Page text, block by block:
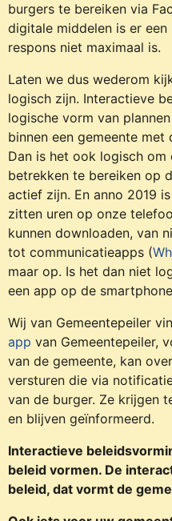
burgers te bereiken via
digitale middelen is er
respons niet maximaal is.
Laten we dus wederom
logisch zijn. Interactieve
logische vorm van
binnen een gemeente
Dan is het ook logisch om
betrekken te bereiken op
actief zijn. En anno 2019
zitten uren op onze
kunnen downloaden, van
tot communicatieapps (
maar op. Is het dan niet
een app op de
Wij van Gemeentepeiler
app van Gemeentepeiler,
van de gemeente, kan
versturen die via
van de burger. Ze krijgen
en blijven geïnformeerd.
Interactieve
beleid vormen. De
beleid, dat vormt de